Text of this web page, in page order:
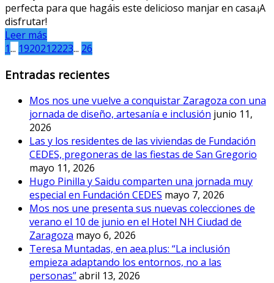
perfecta para que hagáis este delicioso manjar en casa.¡A
disfrutar!
Leer más
1... 1920212223... 26
Entradas recientes
Mos nos une vuelve a conquistar Zaragoza con una
jornada de diseño, artesanía e inclusión junio 11,
2026
Las y los residentes de las viviendas de Fundación
CEDES, pregoneras de las fiestas de San Gregorio
mayo 11, 2026
Hugo Pinilla y Saidu comparten una jornada muy
especial en Fundación CEDES mayo 7, 2026
Mos nos une presenta sus nuevas colecciones de
verano el 10 de junio en el Hotel NH Ciudad de
Zaragoza mayo 6, 2026
Teresa Muntadas, en aea.plus: “La inclusión
empieza adaptando los entornos, no a las
personas”abril 13, 2026